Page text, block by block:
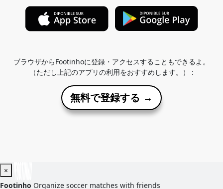
ブラウザからFootinhoに登録・アクセスすることもできるよ。
（ただし上記のアプリの利用をおすすめします。） :
無料で登録する →
×
Footinho Organize soccer matches with friends